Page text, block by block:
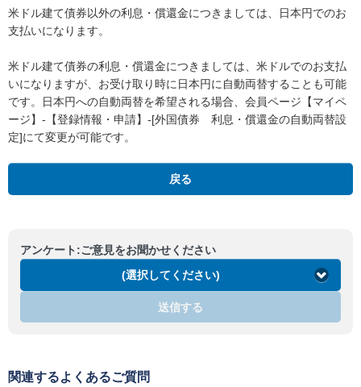
米ドル建て債券以外の利息・償還金につきましては、日本円でのお
支払いになります。
米ドル建て債券の利息・償還金につきましては、米ドルでのお支払
いになりますが、お受け取り時に日本円に自動両替することも可能
です。日本円への自動両替を希望される場合、会員ページ【マイペ
ージ】-【登録情報・申請】-[外国債券 利息・償還金の自動両替設
定]にて変更が可能です。
戻る
アンケート:ご意見をお聞かせください
(選択してください)
送信する
関連するよくあるご質問